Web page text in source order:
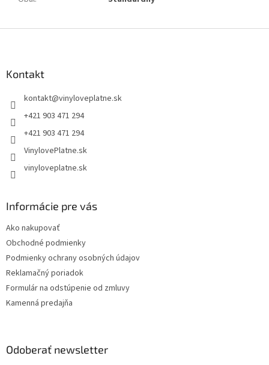
Kontakt
kontakt@vinyloveplatne.sk
+421 903 471 294
+421 903 471 294
VinylovePlatne.sk
vinyloveplatne.sk
Informácie pre vás
Ako nakupovať
Obchodné podmienky
Podmienky ochrany osobných údajov
Reklamačný poriadok
Formulár na odstúpenie od zmluvy
Kamenná predajňa
Odoberať newsletter